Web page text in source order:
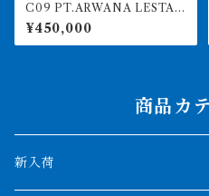
C09 PT.ARWANA LESTAR
I 最高峰紅龍 アブソリュート
レッド 17㎝前後 260-005
152 アグスファーム
¥450,000
商品カ
新入荷